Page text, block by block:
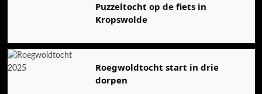
Puzzeltocht op de fiets in
Kropswolde
Roegwoldtocht start in drie
dorpen